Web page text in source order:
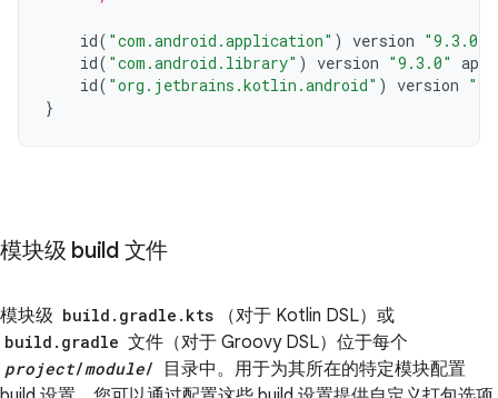
id( "com.android.application" ) version "9.3.0"
id( "com.android.library" ) version "9.3.0"
id( "org.jetbrains.kotlin.android" ) version
}
模块级 build 文件
模块级 build.gradle.kts （对于 Kotlin DSL）或
build.gradle 文件（对于 Groovy DSL）位于每个
project/module/
目录中。用于为其所在的特定模块配置